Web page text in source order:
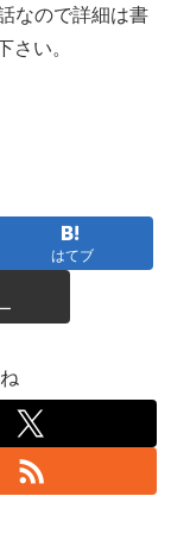
なので詳細は書
さい。
はてブ